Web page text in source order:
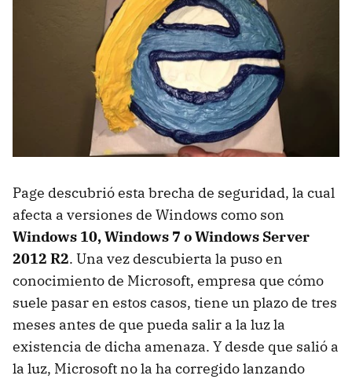
Page descubrió esta brecha de seguridad, la cual
afecta a versiones de Windows como son
Windows 10, Windows 7 o Windows Server
2012 R2. Una vez descubierta la puso en
conocimiento de Microsoft, empresa que cómo
suele pasar en estos casos, tiene un plazo de tres
meses antes de que pueda salir a la luz la
existencia de dicha amenaza. Y desde que salió a
la luz, Microsoft no la ha corregido lanzando